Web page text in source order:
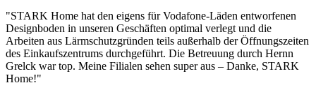
"STARK Home hat den eigens für Vodafone-Läden entworfenen
Designboden in unseren Geschäften optimal verlegt und die
Arbeiten aus Lärmschutzgründen teils außerhalb der Öffnungszeiten
des Einkaufszentrums durchgeführt. Die Betreuung durch Hernn
Grelck war top. Meine Filialen sehen super aus – Danke, STARK
Home!"